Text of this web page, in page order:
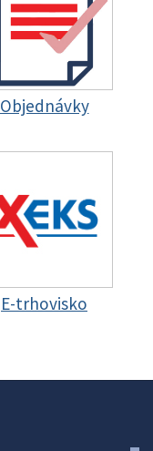
Objednávky
E-trhovisko